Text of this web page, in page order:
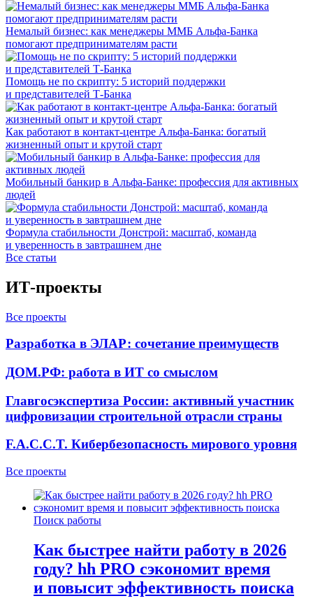
Немалый бизнес: как менеджеры ММБ Альфа-Банка
помогают предпринимателям расти
Помощь не по скрипту: 5 историй поддержки
и представителей Т-Банка
Как работают в контакт-центре Альфа-Банка: богатый
жизненный опыт и крутой старт
Мобильный банкир в Альфа-Банке: профессия для активных
людей
Формула стабильности Донстрой: масштаб, команда
и уверенность в завтрашнем дне
Все статьи
ИТ-проекты
Все проекты
Разработка в ЭЛАР: сочетание преимуществ
ДОМ.РФ: работа в ИТ со смыслом
Главгосэкспертиза России: активный участник
цифровизации строительной отрасли страны
F.A.C.C.T. Кибербезопасность мирового уровня
Все проекты
Поиск работы
Как быстрее найти работу в 2026
году? hh PRO сэкономит время
и повысит эффективность поиска